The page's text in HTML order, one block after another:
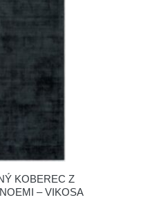
KOBEREC Z
– VIKOSA